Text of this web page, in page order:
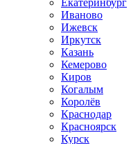
Екатеринбург
Иваново
Ижевск
Иркутск
Казань
Кемерово
Киров
Когалым
Королёв
Краснодар
Красноярск
Курск